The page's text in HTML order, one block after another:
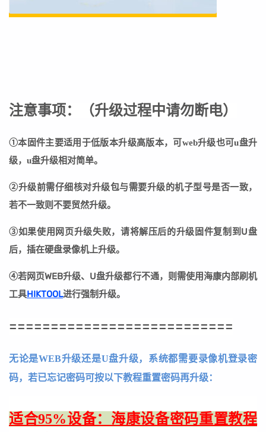
注意事项： （升级过程中请勿断电）
①本固件主要适用于低版本升级高版本，可web升级也可u盘升
级，u盘升级相对简单。
②升级前需仔细核对升级包与需要升级的机子型号是否一致，
若不一致则不要贸然升级。
③如果使用网页升级失败，请将解压后的升级固件复制到U盘
后，插在硬盘录像机上升级。
④若网页WEB升级、U盘升级都行不通，则需使用海康内部刷机
工具HIKTOOL进行强制升级。
===========================
无论是WEB升级还是U盘升级，系统都需要录像机登录密
码，若已忘记密码可按以下教程重置密码再升级：
适合95%设备：海康设备密码重置教程